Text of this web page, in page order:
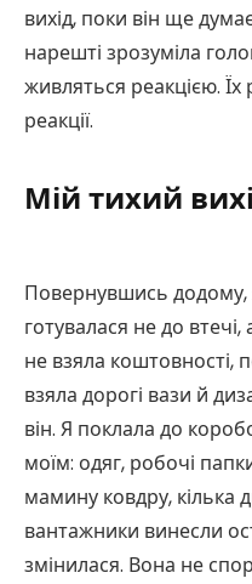
вихід, поки він ще
нарешті зрозуміла
живляться реакцією. Їх
реакції.
Мій тихий
Повернувшись додому,
готувалася не до
не взяла коштовності,
взяла дорогі вази й
він. Я поклала до
моїм: одяг, робочі
мамину ковдру, кілька
вантажники винесли
змінилася. Вона не